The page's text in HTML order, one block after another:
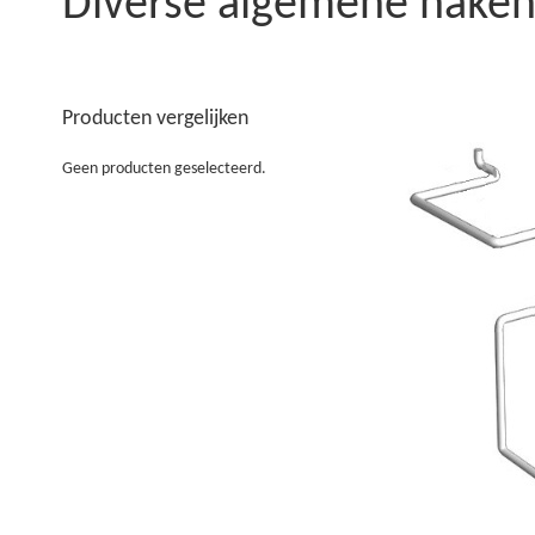
Producten vergelijken
Geen producten geselecteerd.